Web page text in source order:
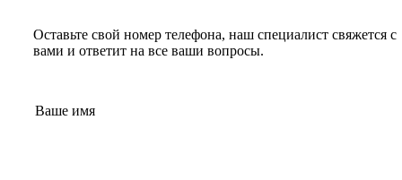
Оставьте свой номер телефона, наш специалист свяжется с
вами и ответит на все ваши вопросы.